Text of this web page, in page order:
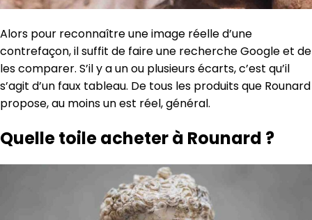
Alors pour reconnaître une image réelle d’une
contrefaçon, il suffit de faire une recherche Google et de
les comparer. S’il y a un ou plusieurs écarts, c’est qu’il
s’agit d’un faux tableau. De tous les produits que Rounard
propose, au moins un est réel, général.
Quelle toile acheter à Rounard ?